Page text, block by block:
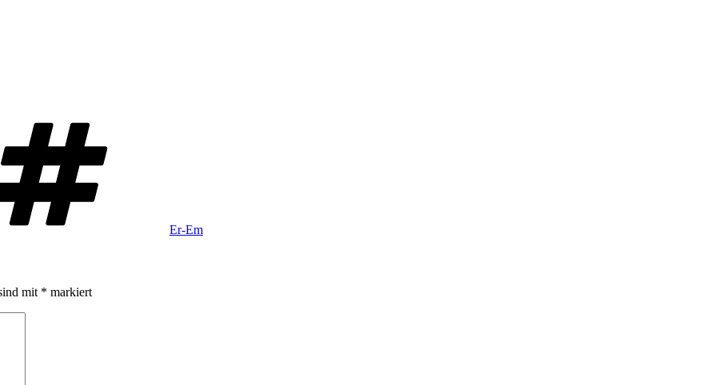
Er-Em
mit * markiert